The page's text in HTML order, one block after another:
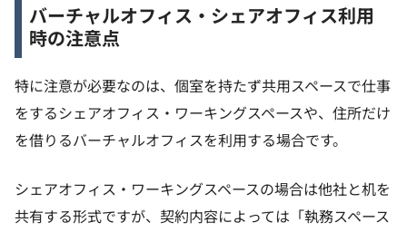
バーチャルオフィス・シェアオフィス利用
時の注意点
特に注意が必要なのは、個室を持たず共用スペースで仕事
をするシェアオフィス・ワーキングスペースや、住所だけ
を借りるバーチャルオフィスを利用する場合です。
シェアオフィス・ワーキングスペースの場合は他社と机を
共有する形式ですが、契約内容によっては「執務スペース